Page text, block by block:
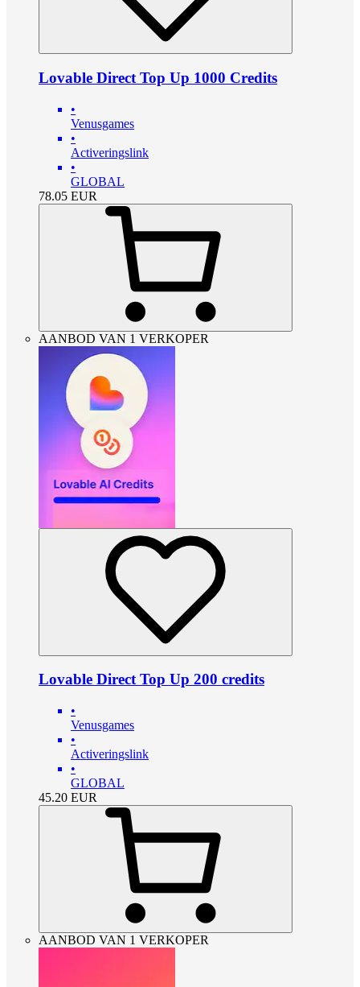
Lovable Direct Top Up 1000 Credits
•
Venusgames
•
Activeringslink
•
GLOBAL
78.05 EUR
AANBOD VAN 1 VERKOPER
Lovable Direct Top Up 200 credits
•
Venusgames
•
Activeringslink
•
GLOBAL
45.20 EUR
AANBOD VAN 1 VERKOPER